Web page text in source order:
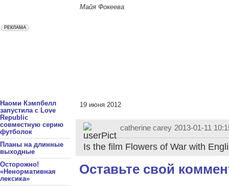
Наоми Кэмпбелл
запустила с Love
Republic
совместную серию
футболок
Планы на длинные
выходные
Осторожно!
«Ненормативная
лексика»
Майя Фокеева
19 июня 2012
catherine carey 2013-01-11
Is the film Flowers of War with
Оставьте свой